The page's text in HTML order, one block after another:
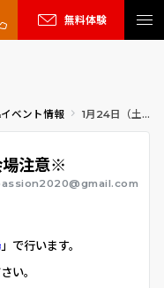
無料体験
ベント情報 1月24日（土）熊本本校 ※会場注意※
注意※
」で行います。
い。